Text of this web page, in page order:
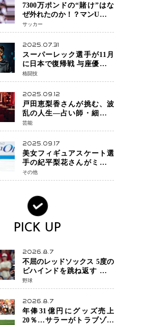
7300万ポンドの“賭け”はな
ぜ外れたのか！？マンU、サ
ンチョをフリー放出
へ・・・補強戦略の転換点
に
サッカー
2025.07.31
スーパーレック選手が11月
に日本で復帰戦 与座優貴選
手との激突に「すべての技
術を見せたい」
格闘技
2025.09.12
戸田恵梨香さんが挑む、波
乱の人生―占い師・細木数
子をNetflixで実写化
芸能
2025.09.17
美女フィギュアスケート選
手の紀平梨花さんがミラノ
五輪出場断念 中部選手権欠
場を発表「安全最優先の判
その他
PICK UP
2026.8.7
不屈のレッドソックス 5度の
ビハインドを跳ね返す 延長
13回サヨナラ勝ち 吉田正尚
選手も2安打1打点で貢献 4得
点以上は驚異の28連勝
野球
2026.8.7
年俸31億円にグッズ売上
20％…サラーがトラブゾン